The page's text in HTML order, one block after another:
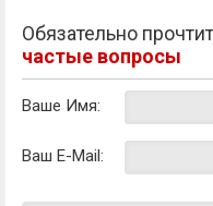
Обязательно
частые вопросы
Ваше Имя:
Ваш E-Mail: